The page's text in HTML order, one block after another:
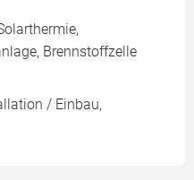
Brennstoffzelle
/ Einbau,